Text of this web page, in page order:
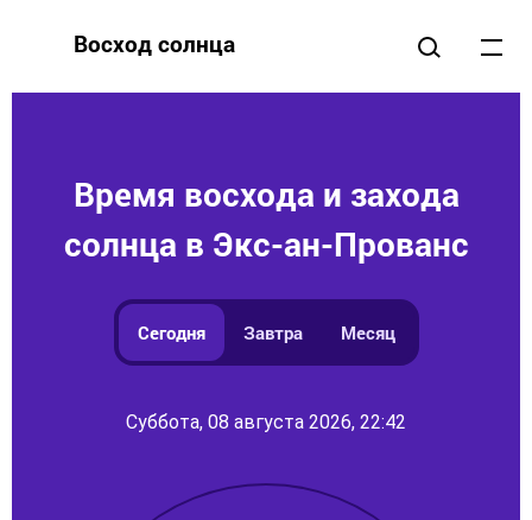
Восход солнца
Время восхода и захода
солнца в Экс-ан-Прованс
Сегодня Завтра Месяц
Суббота, 08 августа 2026, 22:42